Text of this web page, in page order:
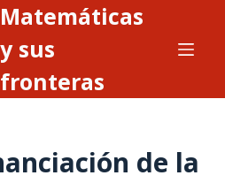
Matemáticas
y sus
fronteras
de la